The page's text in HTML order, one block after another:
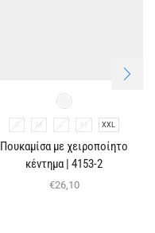
S M XL XXL
Πουκαμίσα με χειροποίητο
κέντημα | 4153-2
€26,10